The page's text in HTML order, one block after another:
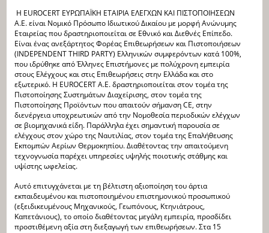
Η EUROCERT ΕΥΡΩΠΑΪΚΗ ΕΤΑΙΡΙΑ ΕΛΕΓΧΩΝ ΚΑΙ ΠΙΣΤΟΠΟΙΗΣΕΩΝ
Α.Ε. είναι Νομικό Πρόσωπο Ιδιωτικού Δικαίου με μορφή Ανώνυμης
Εταιρείας που δραστηριοποιείται σε Εθνικό και Διεθνές Επίπεδο.
Είναι ένας ανεξάρτητος Φορέας Επιθεωρήσεων και Πιστοποιήσεων
(INDΕPENDENT THIRD PARTY) Ελληνικών συμφερόντων κατά 100%,
που ιδρύθηκε από Έλληνες Επιστήμονες με πολύχρονη εμπειρία
στους Ελέγχους και στις Επιθεωρήσεις στην Ελλάδα και στο
εξωτερικό. Η EUROCERT Α.Ε. δραστηριοποιείται στον τομέα της
Πιστοποίησης Συστημάτων Διαχείρισης, στον τομέα της
Πιστοποίησης Προϊόντων που απαιτούν σήμανση CE, στην
διενέργεια υποχρεωτικών από την Νομοθεσία περιοδικών ελέγχων
σε βιομηχανικά είδη. Παράλληλα έχει σημαντική παρουσία σε
ελέγχους στον χώρο της Ναυτιλίας, στον τομέα της Επαλήθευσης
Εκπομπών Αερίων Θερμοκηπίου. Διαθέτοντας την απαιτούμενη
τεχνογνωσία παρέχει υπηρεσίες υψηλής ποιοτικής στάθμης και
υψίστης ωφελείας.
Αυτό επιτυγχάνεται με τη βέλτιστη αξιοποίηση του άρτια
εκπαιδευμένου και πιστοποιημένου επιστημονικού προσωπικού
(εξειδικευμένους Μηχανικούς, Γεωπόνους, Κτηνιάτρους,
Καπετάνιους), το οποίο διαθέτοντας μεγάλη εμπειρία, προσδίδει
προστιθέμενη αξία στη διεξαγωγή των επιθεωρήσεων. Στα 15